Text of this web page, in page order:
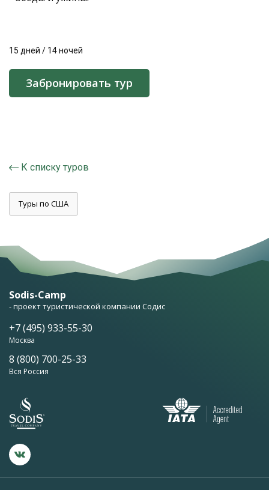
15 дней / 14 ночей
Забронировать тур
К списку туров
Туры по США
Sodis-Camp
- проект туристической компании Содис
+7 (495) 933-55-30
Москва
8 (800) 700-25-33
Вся Россия